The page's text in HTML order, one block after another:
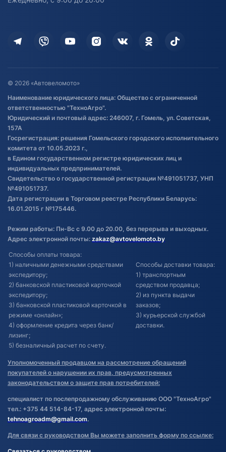
Доставка
Дополнительные услуги
Оставить отзыв
Договор публичной оферты
Обработка файлов cookie
Постановка транспорта на учет
Обновления в ЭПТС 2024
Здоровье
© 2026 «Автовеломото»
Наименование юридического лица: Общество с ограниченной
ответственностью "ТехноАгро".
Юридический и почтовый адрес: 246007, г. Гомель, ул. Советская,
157А
Госрегистрация: решения Гомельского городского исполнительного
комитета от 10.05.2023 г.,
в Едином государственном регистре юридических лиц и
индивидуальных предпринимателей.
Свидетельство о государственной регистрации №491051737, УНП
№491051737.
Дата регистрации в Торговом реестре Республики Беларусь:
16.01.2015 г №175446.
Режим работы: Пн-Вс с 9.00 до 20.00, без перерыва и выходных.
Адрес электронной почты: zakaz@avtovelomoto.by
Способы оплаты товара:
1) наличными денежными средствами
экспедитору;
2) банковской пластиковой карточкой
экспедитору;
3) банковской пластиковой карточкой в
режиме «онлайн»;
4) оформление кредита через банк/
лизинг;
5) безналичный расчет по счету.
Способы доставки товара:
1) транспортным
средством продавца;
2) из пункта выдачи
заказов;
3) курьерской службой
доставки.
Уполномоченный продавцом на рассмотрение обращений
покупателей о нарушении их прав, предусмотренных
законодательством о защите прав потребителей:
специалист по послепродажному обслуживанию ООО "ТехноАгро"
тел.: +375 44 514-84-17, адрес электронной почты:
tehnoagroadm@gmail.com.
Для связи с руководством Вы можете заполнить форму по ссылке: